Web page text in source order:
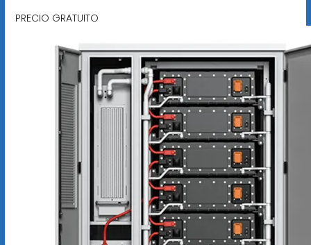
PRECIO GRATUITO